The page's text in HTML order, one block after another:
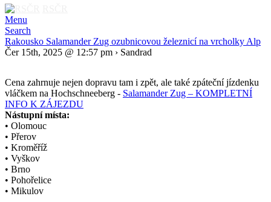
Menu
Search
Rakousko Salamander Zug ozubnicovou železnicí na vrcholky Alp
Čer 15th, 2025 @ 12:57 pm › Sandrad
Cena zahrnuje nejen dopravu tam i zpět, ale také zpáteční jízdenku
vláčkem na Hochschneeberg - Salamander Zug – KOMPLETNÍ
INFO K ZÁJEZDU
Nástupní místa:
• Olomouc
• Přerov
• Kroměříž
• Vyškov
• Brno
• Pohořelice
• Mikulov